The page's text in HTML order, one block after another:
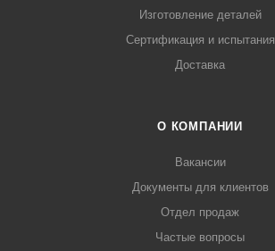
Изготовление деталей
Сертификация и испытания
Доставка
О КОМПАНИИ
Вакансии
Документы для клиентов
Отдел продаж
Частые вопросы